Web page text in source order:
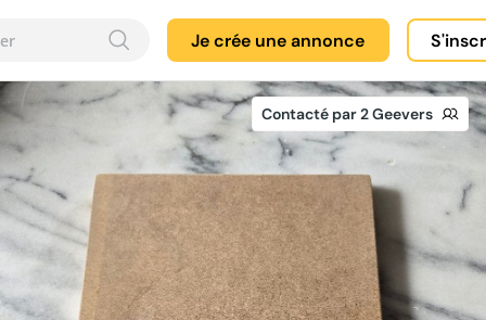
Je crée une annonce
Contacté par 2 Geevers